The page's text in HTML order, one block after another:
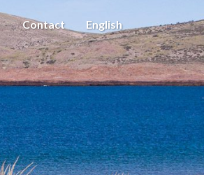
Contact English